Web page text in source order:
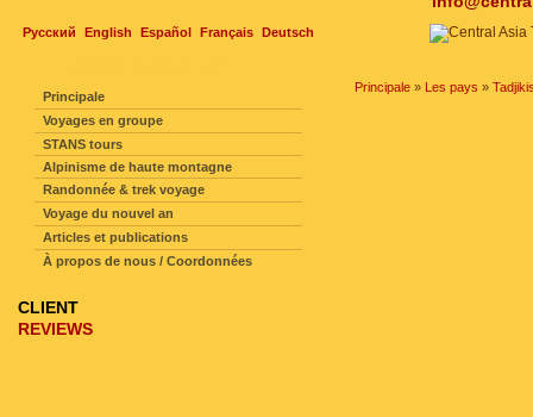
Русский English Español Français Deutsch
Principale » Les pays »
Principale
Voyages en groupe
STANS tours
Alpinisme de haute montagne
Randonnée & trek voyage
Voyage du nouvel an
Articles et publications
À propos de nous / Coordonnées
CLIENT
REVIEWS